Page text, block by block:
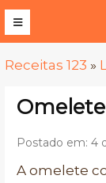
Receitas 123 »
Postado em: 4
A omelete